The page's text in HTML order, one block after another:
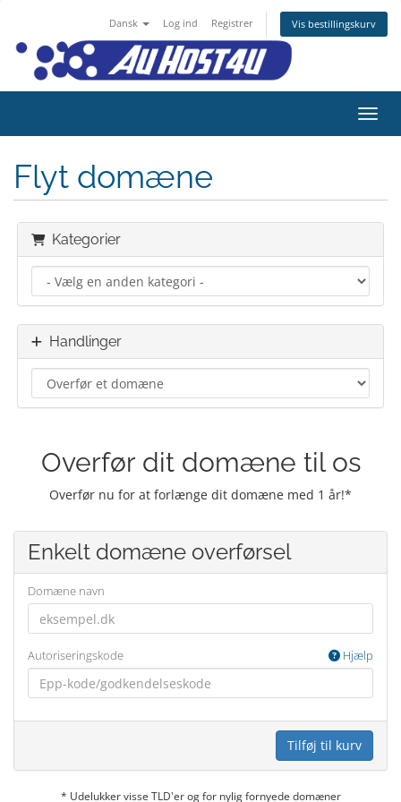
Dansk Log ind Registrer Vis bestillingskurv
Skift
Flyt domæne
Kategorier
Handlinger
Overfør dit domæne til os
Overfør nu for at forlænge dit domæne med 1 år!*
Enkelt domæne overførsel
Domæne navn
Autoriseringskode Hjælp
Tilføj til kurv
* Udelukker visse TLD'er og for nylig fornyede domæner